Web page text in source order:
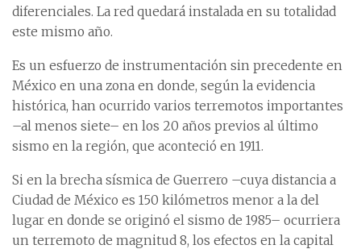
diferenciales. La red quedará instalada en su totalidad
este mismo año.
Es un esfuerzo de instrumentación sin precedente en
México en una zona en donde, según la evidencia
histórica, han ocurrido varios terremotos importantes
–al menos siete– en los 20 años previos al último
sismo en la región, que aconteció en 1911.
Si en la brecha sísmica de Guerrero –cuya distancia a
Ciudad de México es 150 kilómetros menor a la del
lugar en donde se originó el sismo de 1985– ocurriera
un terremoto de magnitud 8, los efectos en la capital